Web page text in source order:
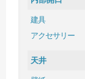
建具
アクセサリー
天井